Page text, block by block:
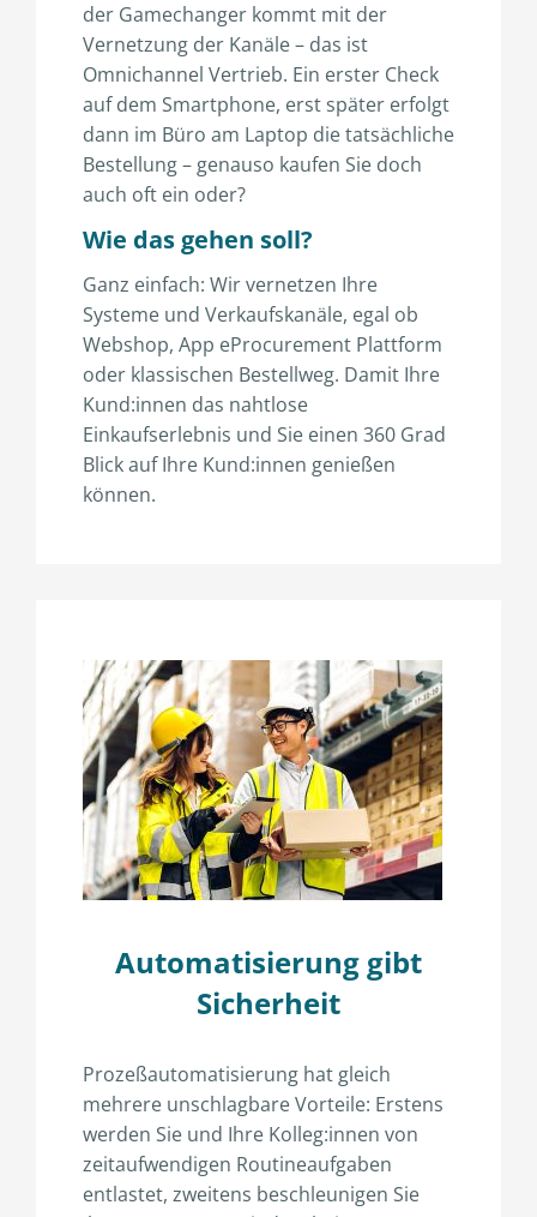
der Gamechanger kommt mit der
Vernetzung der Kanäle – das ist
Omnichannel Vertrieb. Ein erster Check
auf dem Smartphone, erst später erfolgt
dann im Büro am Laptop die tatsächliche
Bestellung – genauso kaufen Sie doch
auch oft ein oder?
Wie das gehen soll?
Ganz einfach: Wir vernetzen Ihre
Systeme und Verkaufskanäle, egal ob
Webshop, App eProcurement Plattform
oder klassischen Bestellweg. Damit Ihre
Kund:innen das nahtlose
Einkaufserlebnis und Sie einen 360 Grad
Blick auf Ihre Kund:innen genießen
können.
Automatisierung gibt
Sicherheit
Prozeßautomatisierung hat gleich
mehrere unschlagbare Vorteile: Erstens
werden Sie und Ihre Kolleg:innen von
zeitaufwendigen Routineaufgaben
entlastet, zweitens beschleunigen Sie